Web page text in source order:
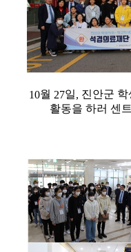
10월 27일, 진안군
활동을 하러 센